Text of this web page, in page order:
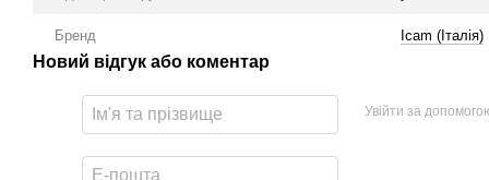
Бренд Icam (Італія)
Новий відгук або коментар
Увійти за